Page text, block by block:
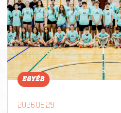
EGYÉB
2026.06.29